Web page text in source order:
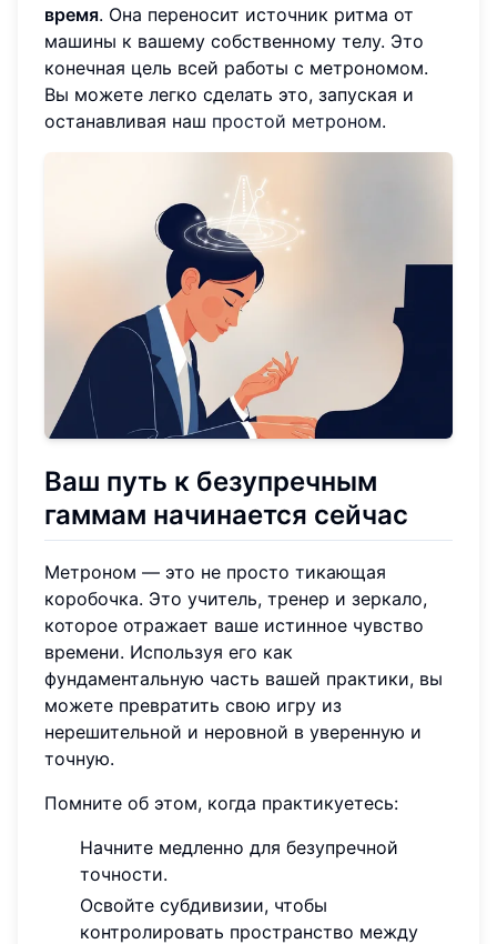
время. Она переносит источник ритма от
машины к вашему собственному телу. Это
конечная цель всей работы с метрономом.
Вы можете легко сделать это, запуская и
останавливая наш простой метроном.
Ваш путь к безупречным
гаммам начинается сейчас
Метроном — это не просто тикающая
коробочка. Это учитель, тренер и зеркало,
которое отражает ваше истинное чувство
времени. Используя его как
фундаментальную часть вашей практики, вы
можете превратить свою игру из
нерешительной и неровной в уверенную и
точную.
Помните об этом, когда практикуетесь:
Начните медленно для безупречной
точности.
Освойте субдивизии, чтобы
контролировать пространство между